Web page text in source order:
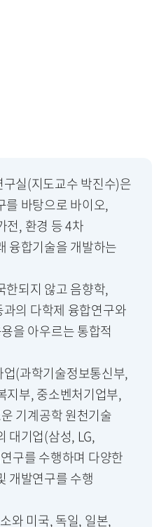
실(지도교수 박진수)은
를 바탕으로 바이오,
전, 환경 등 4차
융합기술을 개발하는
한되지 않고 음향학,
의 다학제 융합연구와
을 아우르는 통합적
(과학기술정보통신부,
지부, 중소벤처기업부,
기계공학 원천기술
대기업(삼성, LG,
구를 수행하며 다양한
개발연구를 수행
와 미국, 독일, 일본,